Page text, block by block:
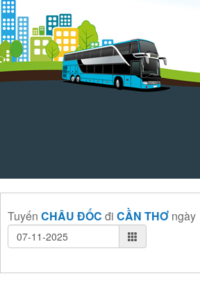
Tuyến CHÂU ĐỐC đi CẦN THƠ ngày